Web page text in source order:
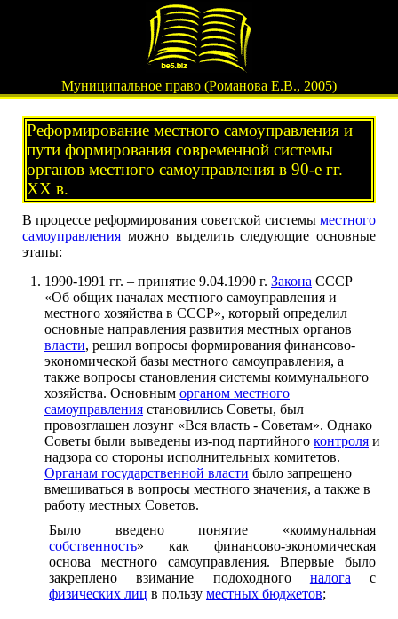
Муниципальное право (Романова Е.В., 2005)
Реформирование местного самоуправления и
пути формирования современной системы
органов местного самоуправления в 90-е гг.
XX в.
В процессе реформирования советской системы местного
самоуправления можно выделить следующие основные
этапы:
1990-1991 гг. – принятие 9.04.1990 г. Закона СССР
«Об общих началах местного самоуправления и
местного хозяйства в СССР», который определил
основные направления развития местных органов
власти, решил вопросы формирования финансово-
экономической базы местного самоуправления, а
также вопросы становления системы коммунального
хозяйства. Основным органом местного
самоуправления становились Советы, был
провозглашен лозунг «Вся власть - Советам». Однако
Советы были выведены из-под партийного контроля и
надзора со стороны исполнительных комитетов.
Органам государственной власти было запрещено
вмешиваться в вопросы местного значения, а также в
работу местных Советов.
Было введено понятие «коммунальная
собственность» как финансово-экономическая
основа местного самоуправления. Впервые было
закреплено взимание подоходного налога с
физических лиц в пользу местных бюджетов;